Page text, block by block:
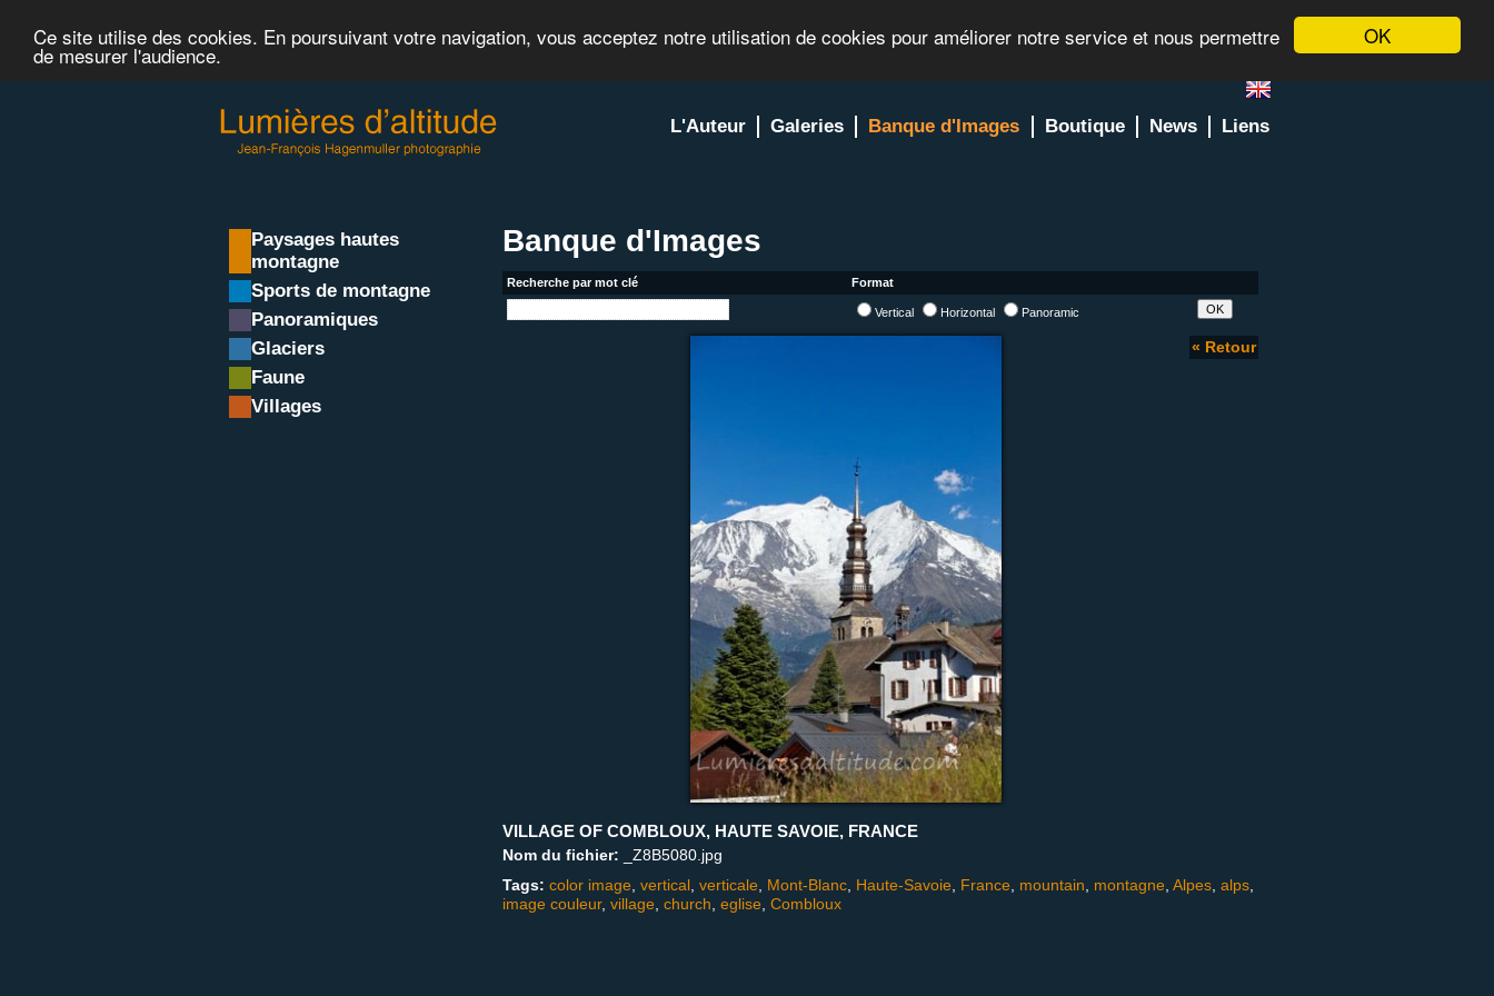
OK
Ce site utilise des cookies. En poursuivant votre navigation, vous acceptez notre utilisation de cookies pour améliorer notre service et nous permettre
de mesurer l'audience.
L'Auteur Galeries Banque d'Images Boutique News Liens
Paysages hautes
montagne
Sports de montagne
Panoramiques
Glaciers
Faune
Villages
Banque d'Images
Recherche par mot clé Format
Vertical Horizontal Panoramic
« Retour
VILLAGE OF COMBLOUX, HAUTE SAVOIE, FRANCE
Nom du fichier: _Z8B5080.jpg
Tags: color image vertical verticale Mont-Blanc Haute-Savoie France mountain montagne Alpes alps
image couleur, village church eglise Combloux